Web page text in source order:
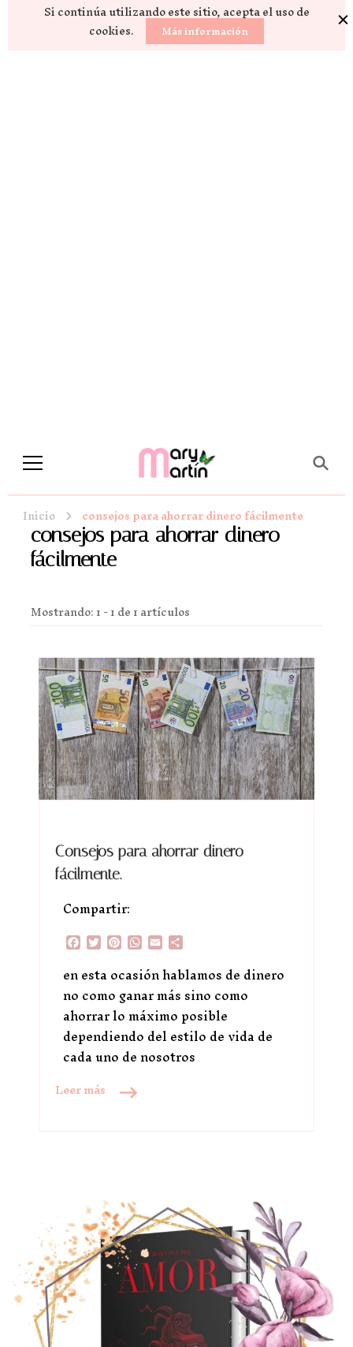
Si continúa utilizando este sitio, acepta el uso de
cookies. Más información
Novela Romántica y Lifestyle
Inicio consejos para ahorrar dinero fácilmente
consejos para ahorrar dinero
fácilmente
Mostrando: 1 - 1 de 1 artículos
Consejos para ahorrar dinero
fácilmente.
Compartir:
Facebook
Twitter
Pinterest
WhatsApp
Email
en esta ocasión hablamos de dinero
no como ganar más sino como
ahorrar lo máximo posible
dependiendo del estilo de vida de
cada uno de nosotros
Leer más